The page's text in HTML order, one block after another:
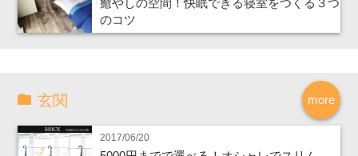
のコツ
more
玄関
2017/06/20